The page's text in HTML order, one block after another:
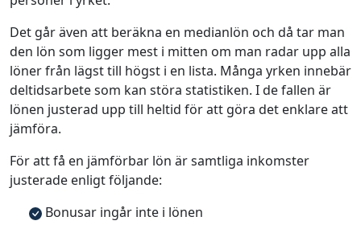
Det går även att beräkna en medianlön och då tar man
den lön som ligger mest i mitten om man radar upp alla
löner från lägst till högst i en lista. Många yrken innebär
deltidsarbete som kan störa statistiken. I de fallen är
lönen justerad upp till heltid för att göra det enklare att
jämföra.
För att få en jämförbar lön är samtliga inkomster
justerade enligt följande:
Bonusar ingår inte i lönen